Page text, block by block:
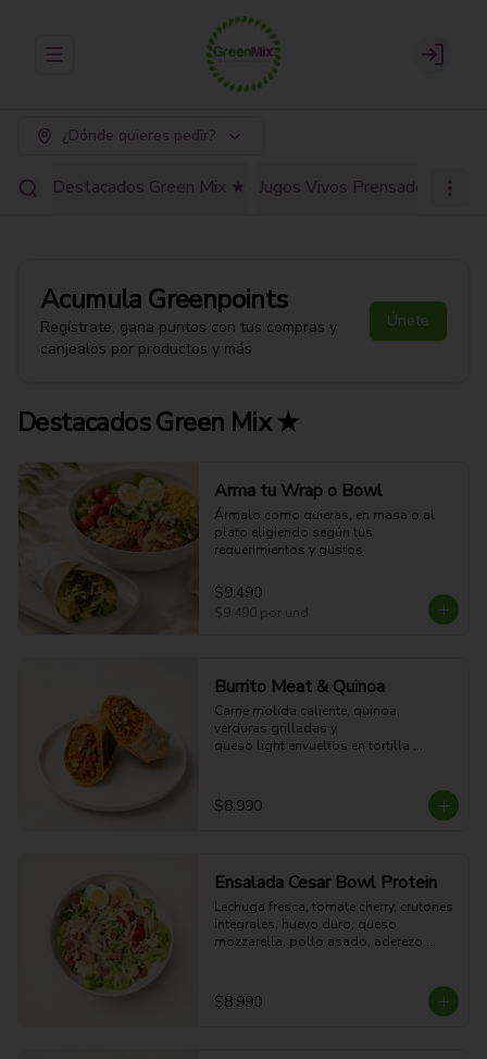
Abrir menu de navegación Login
¿Dónde quieres pedir?
Destacados Green Mix ★ Jugos Vivos Prensados en
Acumula Greenpoints
Regístrate, gana puntos con tus compras y
canjealos por productos y más
Únete
Destacados Green Mix ★
Arma tu Wrap o Bowl
Ármalo como quieras, en masa o al
plato eligiendo según tus
requerimientos y gustos.
$9.490
$9.490por und
Burrito Meat & Quinoa
Carne molida caliente, quinoa,
verduras grilladas y
queso light envueltos en tortilla
27g grasa - 7g Fibra - 654 Kcal
$8.990
Ensalada Cesar Bowl Protein
Lechuga fresca, tomate cherry, crutones
integrales, huevo duro, queso
mozzarella, pollo asado, aderezo
15g grasa - 4g Fibra - 578 Kcal
$8.990